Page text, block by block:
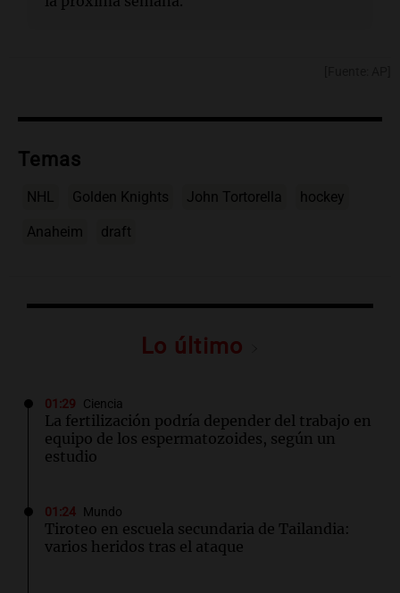
Temas
NHL Golden Knights John Tortorella hockey
Anaheim draft
Lo último
01:29 Ciencia
La fertilización podría depender del trabajo en
equipo de los espermatozoides, según un
estudio
01:24 Mundo
Tiroteo en escuela secundaria de Tailandia:
varios heridos tras el ataque